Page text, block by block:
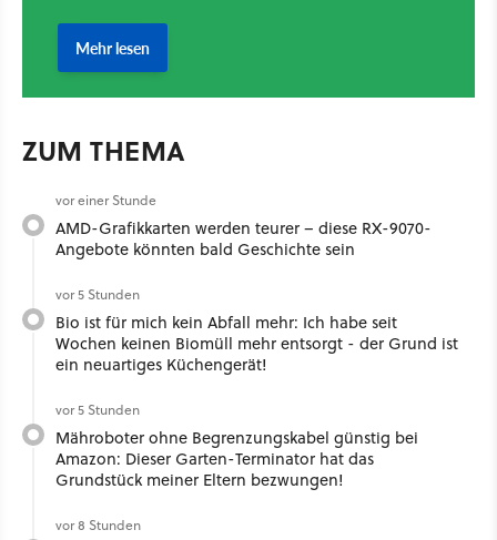
ZUM THEMA
vor einer Stunde
AMD-Grafikkarten werden teurer – diese RX-9070-
Angebote könnten bald Geschichte sein
vor 5 Stunden
Bio ist für mich kein Abfall mehr: Ich habe seit
Wochen keinen Biomüll mehr entsorgt - der Grund ist
ein neuartiges Küchengerät!
vor 5 Stunden
Mähroboter ohne Begrenzungskabel günstig bei
Amazon: Dieser Garten-Terminator hat das
Grundstück meiner Eltern bezwungen!
vor 8 Stunden